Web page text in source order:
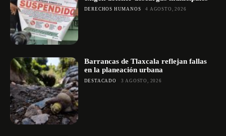
DERECHOS HUMANOS 4 AGOSTO, 2026
Barrancas de Tlaxcala reflejan fallas
en la planeación urbana
DESTACADO 3 AGOSTO, 2026